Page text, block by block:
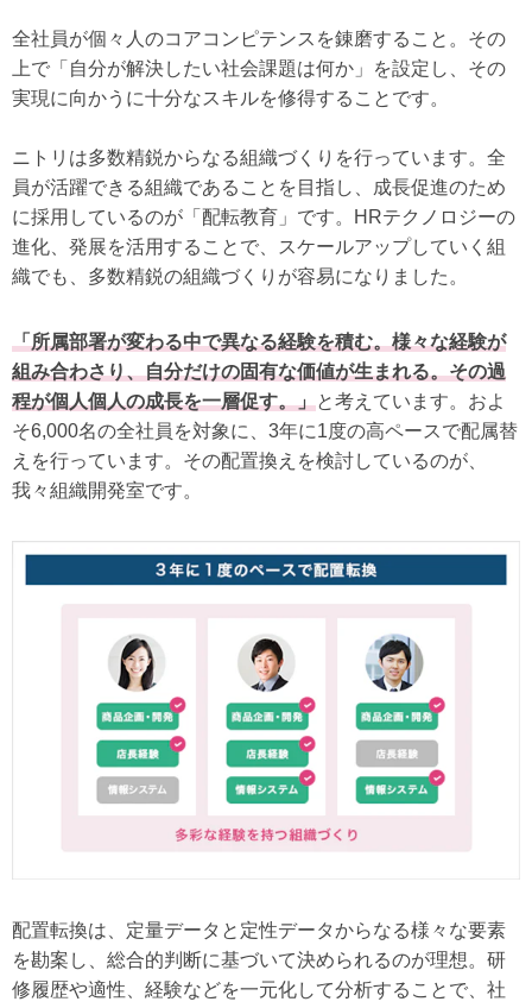
全社員が個々人のコアコンピテンスを錬磨すること。その
上で「自分が解決したい社会課題は何か」を設定し、その
実現に向かうに十分なスキルを修得することです。
ニトリは多数精鋭からなる組織づくりを行っています。全
員が活躍できる組織であることを目指し、成長促進のため
に採用しているのが「配転教育」です。HRテクノロジーの
進化、発展を活用することで、スケールアップしていく組
織でも、多数精鋭の組織づくりが容易になりました。
「所属部署が変わる中で異なる経験を積む。様々な経験が
組み合わさり、自分だけの固有な価値が生まれる。その過
程が個人個人の成長を一層促す。」と考えています。およ
そ6,000名の全社員を対象に、3年に1度の高ペースで配属替
えを行っています。その配置換えを検討しているのが、
我々組織開発室です。
配置転換は、定量データと定性データからなる様々な要素
を勘案し、総合的判断に基づいて決められるのが理想。研
修履歴や適性、経験などを一元化して分析することで、社